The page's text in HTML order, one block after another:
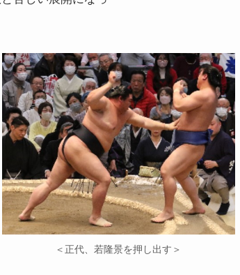
＜正代、若隆景を押し出す＞